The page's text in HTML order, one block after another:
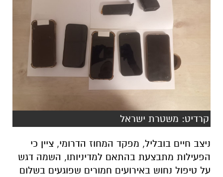
קרדיט: משטרת ישראל
ניצב חיים בובליל, מפקד המחוז הדרומי, ציין כי
הפעילות מתבצעת בהתאם למדיניותו, השמה דגש
על טיפול נחוש באירועים חמורים שפוגעים בשלום